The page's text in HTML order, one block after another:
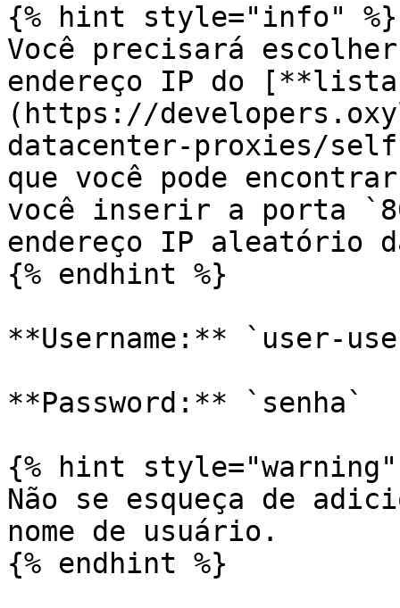
{% hint style="info" %}
Você precisará
endereço IP do
(https://
datacenter-proxies/
que você pode
você inserir a porta
endereço IP aleatório
{% endhint %}
**Username:** `user-
**Password:** `senha`
{% hint style="warning"
Não se esqueça de
nome de usuário.
{% endhint %}